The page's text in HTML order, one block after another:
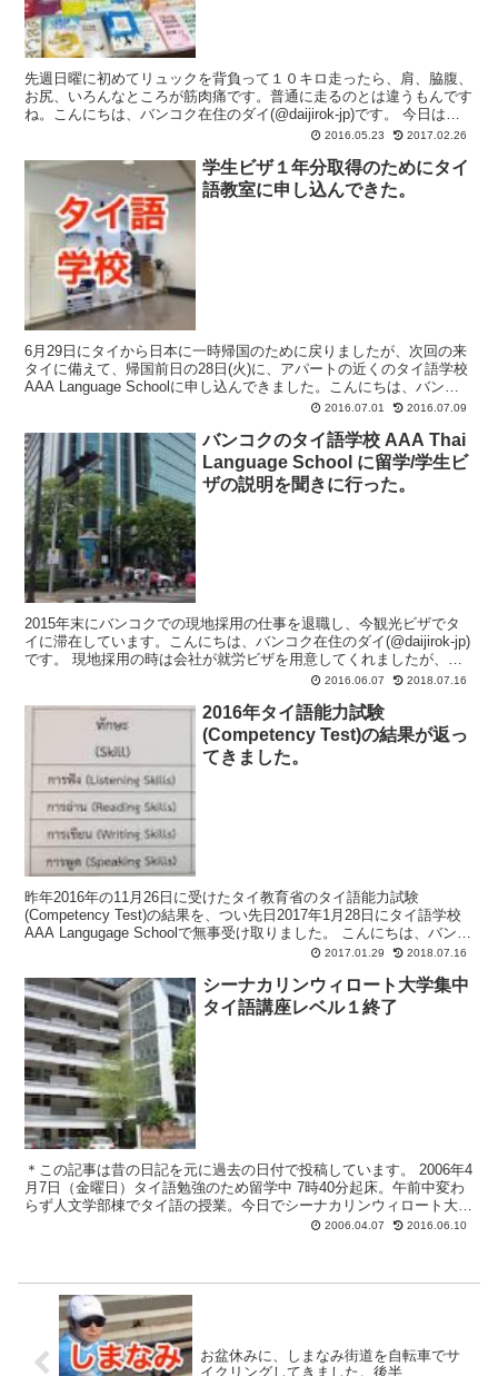
先週日曜に初めてリュックを背負って１０キロ走ったら、肩、脇腹、
お尻、いろんなところが筋肉痛です。普通に走るのとは違うもんです
ね。こんにちは、バンコク在住のダイ(@daijirok-jp)です。 今日は私
一押しのタイ語勉強本を紹介したいと思い...
2016.05.23 2017.02.26
学生ビザ１年分取得のためにタイ
語教室に申し込んできた。
6月29日にタイから日本に一時帰国のために戻りましたが、次回の来
タイに備えて、帰国前日の28日(火)に、アパートの近くのタイ語学校
AAA Language Schoolに申し込んできました。こんにちは、バンコ
2016.07.01 2016.07.09
バンコクのタイ語学校 AAA Thai
Language School に留学/学生ビ
ザの説明を聞きに行った。
2015年末にバンコクでの現地採用の仕事を退職し、今観光ビザでタ
イに滞在しています。こんにちは、バンコク在住のダイ(@daijirok-jp)
です。 現地採用の時は会社が就労ビザを用意してくれましたが、退
2016.06.07 2018.07.16
2016年タイ語能力試験
(Competency Test)の結果が返っ
てきました。
昨年2016年の11月26日に受けたタイ教育省のタイ語能力試験
(Competency Test)の結果を、つい先日2017年1月28日にタイ語学校
AAA Langugage Schoolで無事受け取りました。 こんにちは、バンコ
2017.01.29 2018.07.16
シーナカリンウィロート大学集中
タイ語講座レベル１終了
＊この記事は昔の日記を元に過去の日付で投稿しています。 2006年4
月7日（金曜日）タイ語勉強のため留学中 7時40分起床。午前中変わ
らず人文学部棟でタイ語の授業。今日でシーナカリンウィロート大学
集中タイ語講座レベル１は終了。今日担当のアッ...
2006.04.07 2016.06.10
お盆休みに、しまなみ街道を自転車でサ
イクリングしてきました。後半